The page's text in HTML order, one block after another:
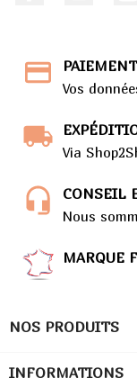
Vos
Via
CONSEIL
Nous
MARQUE
NOS PRODUITS
INFORMATIONS